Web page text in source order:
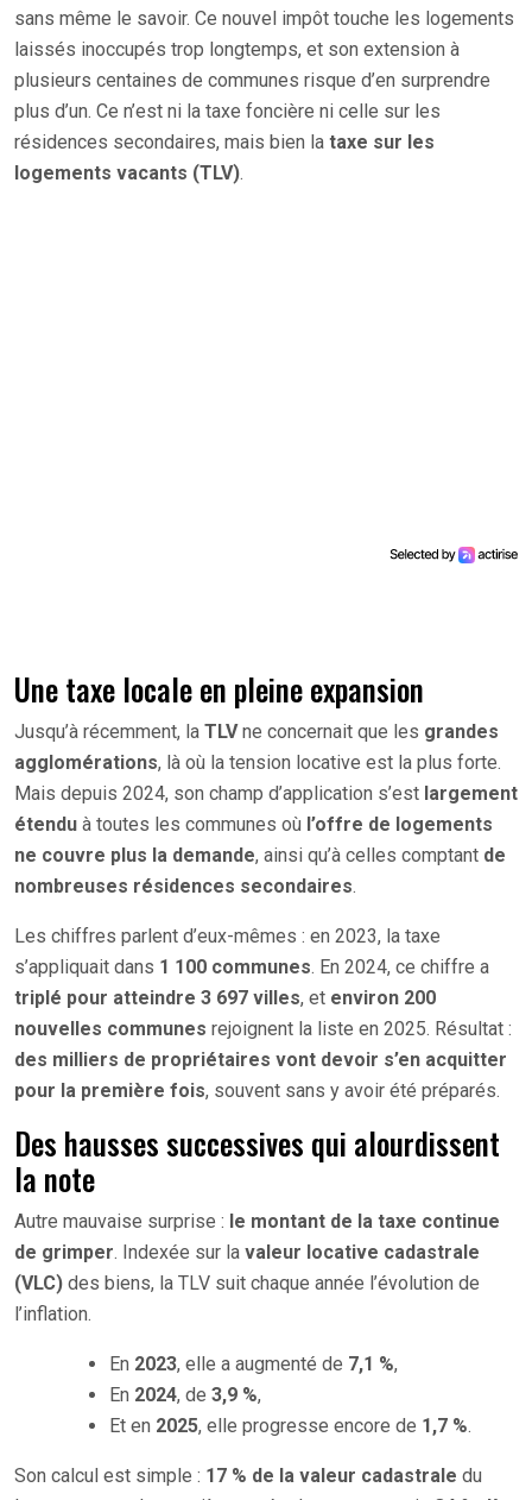
sans même le savoir. Ce nouvel impôt touche les logements
laissés inoccupés trop longtemps, et son extension à
plusieurs centaines de communes risque d’en surprendre
plus d’un. Ce n’est ni la taxe foncière ni celle sur les
résidences secondaires, mais bien la taxe sur les
logements vacants (TLV).
Une taxe locale en pleine expansion
Jusqu’à récemment, la TLVne concernait que les grandes
agglomérations, là où la tension locative est la plus forte.
Mais depuis 2024, son champ d’application s’est largement
étendu à toutes les communes où l’offre de logements
ne couvre plus la demande, ainsi qu’à celles comptant de
nombreuses résidences secondaires.
Les chiffres parlent d’eux-mêmes : en 2023, la taxe
s’appliquait dans 1 100 communes. En 2024, ce chiffre a
triplé pour atteindre 3 697 villes, et environ 200
nouvelles communes rejoignent la liste en 2025. Résultat :
des milliers de propriétaires vont devoir s’en acquitter
pour la première fois, souvent sans y avoir été préparés.
Des hausses successives qui alourdissent
la note
Autre mauvaise surprise : le montant de la taxe continue
de grimper. Indexée sur la valeur locative cadastrale
(VLC) des biens, la TLV suit chaque année l’évolution de
l’inflation.
En 2023, elle a augmenté de 7,1 %,
En 2024, de 3,9 %,
Et en 2025, elle progresse encore de 1,7 %.
Son calcul est simple : 17 % de la valeur cadastrale du